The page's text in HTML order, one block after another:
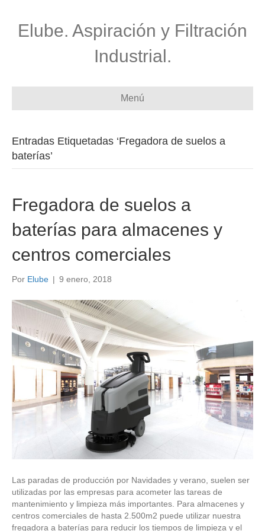
Elube. Aspiración y Filtración
Industrial.
Menú
Entradas Etiquetadas ‘Fregadora de suelos a
baterías’
Fregadora de suelos a
baterías para almacenes y
centros comerciales
Por Elube | 9 enero, 2018
Las paradas de producción por Navidades y verano, suelen ser
utilizadas por las empresas para acometer las tareas de
mantenimiento y limpieza más importantes. Para almacenes y
centros comerciales de hasta 2.500m2 puede utilizar nuestra
fregadora a baterías para reducir los tiempos de limpieza y el